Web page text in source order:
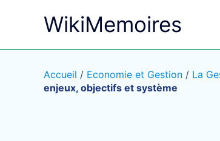
WikiMemoires
Accueil / Economie et Gestion / La
enjeux, objectifs et système